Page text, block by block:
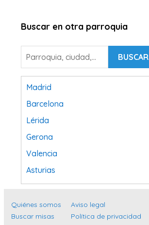
Buscar en otra parroquia
BUSCAR
Madrid
Barcelona
Lérida
Gerona
Valencia
Asturias
Tarragona
Navarra
Valladolid
Quiénes somos
Buscar misas
Aviso legal
Política de privacidad